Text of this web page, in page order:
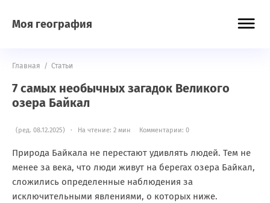
Моя география
Главная / Статьи
7 самых необычных загадок Великого
озера Байкал
(ред. 08.12.2025) · На чтение: 2 мин Комментарии: 0
Природа Байкала не перестают удивлять людей. Тем не
менее за века, что люди живут на берегах озера Байкал,
сложились определенные наблюдения за
исключительными явлениями, о которых ниже.